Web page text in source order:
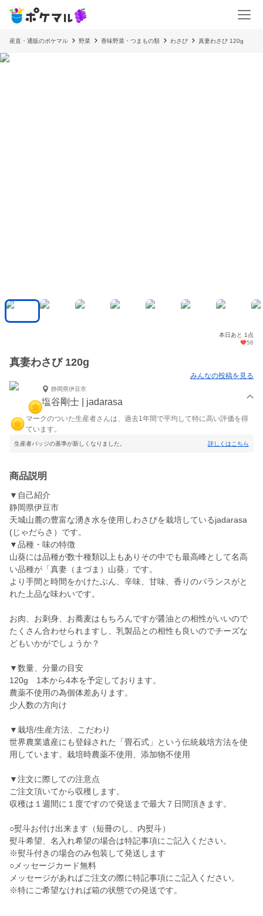
産直・通販のポケマル 野菜 香味野菜・つまもの類 わさび 真妻わさび 120g
本日あと 1点
56
真妻わさび 120g
みんなの投稿を見る
静岡県伊豆市
塩谷剛士 | jadarasa
マークのついた生産者さんは、過去1年間で平均して特に高い評価を得
ています。
生産者バッジの基準が新しくなりました。 詳しくはこちら
商品説明
▼自己紹介
静岡県伊豆市
天城山麓の豊富な湧き水を使用しわさびを栽培しているjadarasa
(じゃだらさ）です。
▼品種・味の特徴
山葵には品種が数十種類以上もありその中でも最高峰として名高
い品種が「真妻（まづま）山葵」です。
より手間と時間をかけたぶん、辛味、甘味、香りのバランスがと
れた上品な味わいです。
お肉、お刺身、お蕎麦はもちろんですが醤油との相性がいいので
たくさん合わせられますし、乳製品との相性も良いのでチーズな
どもいかがでしょうか？
▼数量、分量の目安
120g 1本から4本を予定しております。
農薬不使用の為個体差あります。
少人数の方向け
▼栽培/生産方法、こだわり
世界農業遺産にも登録された「畳石式」という伝統栽培方法を使
用しています。栽培時農薬不使用、添加物不使用
▼注文に際しての注意点
ご注文頂いてから収穫します。
収穫は１週間に１度ですので発送まで最大７日間頂きます。
○熨斗お付け出来ます（短冊のし、内熨斗）
熨斗希望、名入れ希望の場合は特記事項にご記入ください。
※熨斗付きの場合のみ包装して発送します
○メッセージカード無料
メッセージがあればご注文の際に特記事項にご記入ください。
※特にご希望なければ箱の状態での発送です。